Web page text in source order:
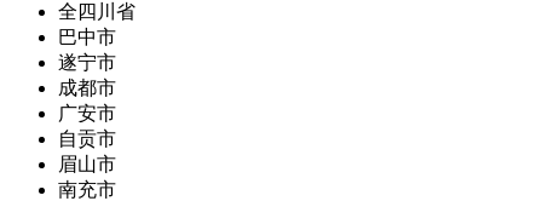
全四川省
巴中市
遂宁市
成都市
广安市
自贡市
眉山市
南充市